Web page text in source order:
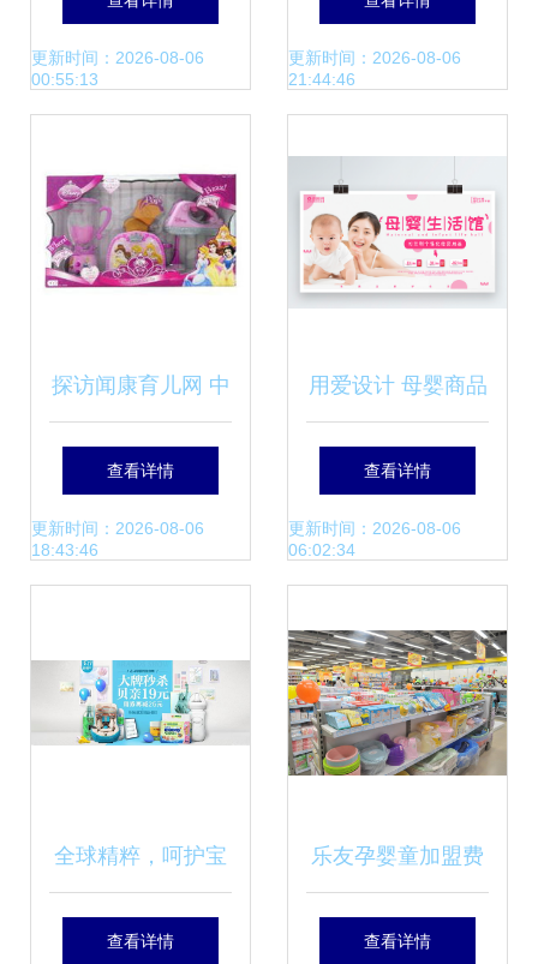
更新时间：2026-08-06
00:55:13
聪明的宝妈这样买
更新时间：2026-08-06
21:44:46
探访闻康育儿网 中
国第一专业母婴用
品网站的温情世界
查看详情
更新时间：2026-08-06
18:43:46
用爱设计 母婴商品
海报的温暖艺术与
精选模板推荐
查看详情
更新时间：2026-08-06
06:02:34
全球精粹，呵护宝
贝 进口母婴用品专
查看详情
乐友孕婴童加盟费
用分析 投资母婴用
查看详情